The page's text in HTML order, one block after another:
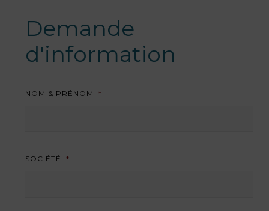
Demande
d'information
NOM & PRÉNOM *
SOCIÉTÉ *